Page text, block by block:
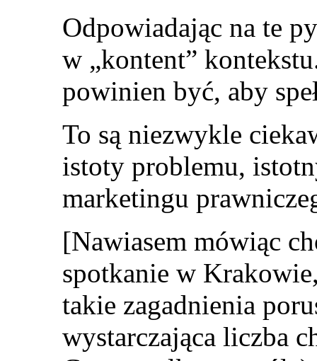
Odpowiadając na te
w „kontent”
powinien być, aby
To są niezwykle
istoty problemu,
marketingu
[Nawiasem mówiąc
spotkanie w
takie zagadnienia
wystarczająca liczba